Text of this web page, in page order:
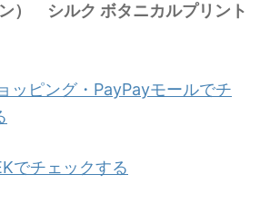
） シルク ボタニカルプリント
ッピング・PayPayモールでチ
でチェックする